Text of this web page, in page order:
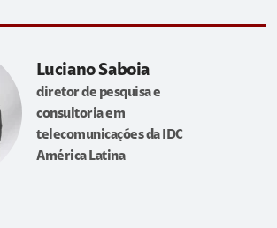
Luciano Saboia
diretor de pesquisa e
consultoria em
telecomunicações da IDC
América Latina